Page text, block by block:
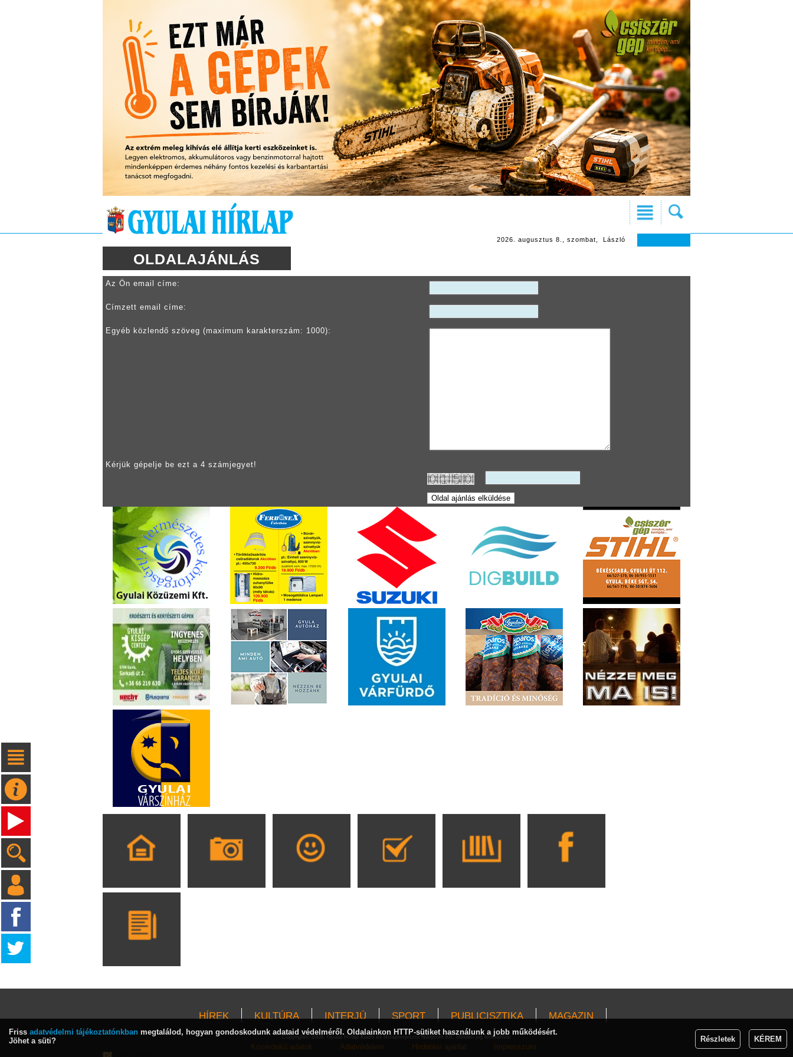
2026. augusztus 8., szombat, László
OLDALAJÁNLÁS
Az Ön email címe:
Címzett email címe:
Egyéb közlendő szöveg (maximum karakterszám: 1000):
Kérjük gépelje be ezt a 4 számjegyet!
HÍREK KULTÚRA INTERJÚ SPORT PUBLICISZTIKA MAGAZIN
Copyright© 2009, Gyulai Hírlap Kiadó és Hírlapterjesztő Nonprofit Kft. Minden jog fenntartva!
Közérdekű adatok Adatvédelem Hirdetési ajánlat Impresszum
Friss adatvédelmi tájékoztatónkban megtalálod, hogyan gondoskodunk adataid védelméről. Oldalainkon HTTP-sütiket használunk a jobb működésért.
Jöhet a süti?
Részletek KÉREM